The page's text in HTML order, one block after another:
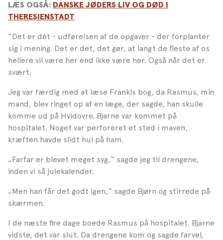
LÆS OGSÅ: DANSKE JØDERS LIV OG DØD I
THERESIENSTADT
“Det er dét - udførelsen af de opgaver - der forplanter
sig i mening. Det er det, det gør, at langt de fleste af os
hellere vil være her end ikke være her. Også når det er
svært.
Jeg var færdig med at læse Frankls bog, da Rasmus, min
mand, blev ringet op af en læge, der sagde, han skulle
komme ud på Hvidovre. Bjarne var kommet på
hospitalet. Noget var perforeret et sted i maven,
kræften havde slidt hul på ham.
„Farfar er blevet meget syg,“ sagde jeg til drengene,
inden vi så julekalender.
„Men han får det godt igen,“ sagde Bjørn og stirrede på
skærmen.
I de næste fire dage boede Rasmus på hospitalet. Bjarne
vidste, det var slut. Da drengene kom og sagde farvel,